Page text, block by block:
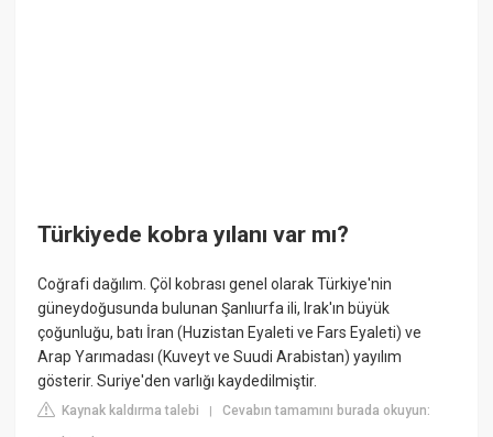
Türkiyede kobra yılanı var mı?
Coğrafi dağılım. Çöl kobrası genel olarak Türkiye'nin
güneydoğusunda bulunan Şanlıurfa ili, Irak'ın büyük
çoğunluğu, batı İran (Huzistan Eyaleti ve Fars Eyaleti) ve
Arap Yarımadası (Kuveyt ve Suudi Arabistan) yayılım
gösterir. Suriye'den varlığı kaydedilmiştir.
Kaynak kaldırma talebi |Cevabın tamamını burada okuyun: